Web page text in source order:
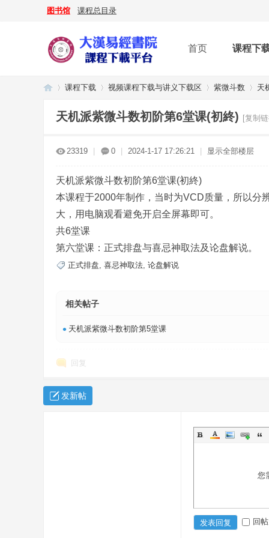
图书馆 课程总目录
首页 课程下
课程下载 视频课程下载与讲义下载区 紫微斗数 天
天机派紫微斗数初阶第6堂课(初終) [复制
23319 0 2024-1-17 17:26:21 显示全部楼层
天机派紫微斗数初阶第6堂课(初終)
本课程于2000年制作，当时为VCD质量，所以
大，用电脑观看避免开启全屏幕即可。
共6堂课
第六堂课：正式排盘与喜忌神取法及论盘解说。
正式排盘, 喜忌神取法, 论盘解说
相关帖子
• 天机派紫微斗数初阶第5堂课
回复
发新帖
您
发表回复 回